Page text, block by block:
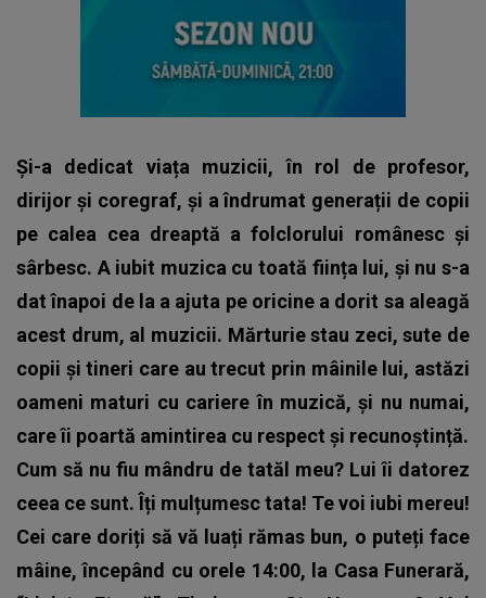
Și-a dedicat viața muzicii, în rol de profesor,
dirijor și coregraf, și a îndrumat generații de copii
pe calea cea dreaptă a folclorului românesc și
sârbesc. A iubit muzica cu toată ființa lui, și nu s-a
dat înapoi de la a ajuta pe oricine a dorit sa aleagă
acest drum, al muzicii. Mărturie stau zeci, sute de
copii și tineri care au trecut prin mâinile lui, astăzi
oameni maturi cu cariere în muzică, și nu numai,
care îi poartă amintirea cu respect și recunoștință.
Cum să nu fiu mândru de tatăl meu? Lui îi datorez
ceea ce sunt. Îți mulțumesc tata! Te voi iubi mereu!
Cei care doriți să vă luați rămas bun, o puteți face
mâine, începând cu orele 14:00, la Casa Funerară,